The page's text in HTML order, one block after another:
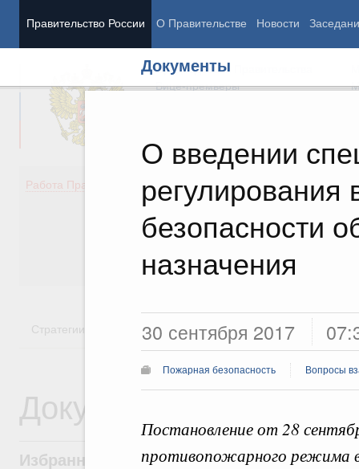
Правительство России О Правительстве Новости
Документы
О введении
регулирования
безопасности
назначения
30 сентября 2017
Пожарная безопасность Вопросы
Постановление от 28
противопожарного режима
Председатель Правительства
Вице-премьеры
Работа Правительства
Демография
Здоровье
Культура
Государство
Стратегии Государственные программы
Документы
Избранные документы со справками к